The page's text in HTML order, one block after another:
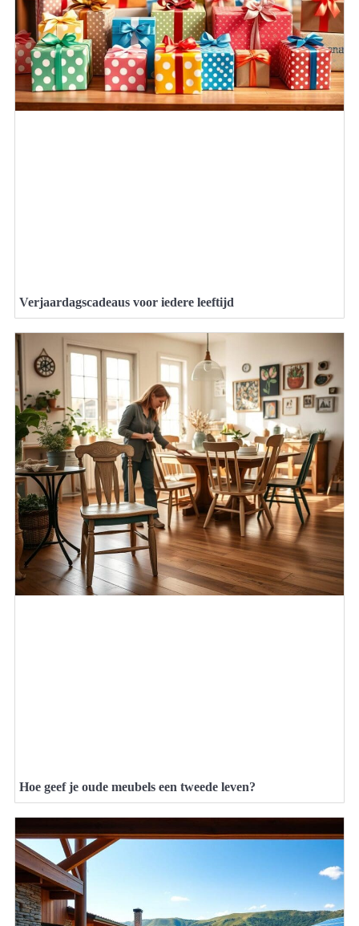
Verjaardagscadeaus voor iedere leeftijd
Hoe geef je oude meubels een tweede leven?